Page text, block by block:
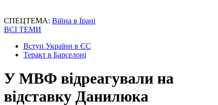
СПЕЦТЕМА: Війна в Ірані
ВСІ ТЕМИ
Вступ України в ЄС
Теракт в Барселоні
У МВФ відреагували на
відставку Данилюка